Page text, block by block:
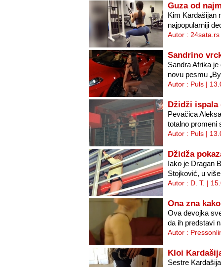
Guza od
Kim Kardašijan
najpopularniji
Autor :
Sandrino
Sandra Afrika
novu pesmu
Autor : Puls |
Džidži ispala
Pevačica
totalno promeni
Autor : Puls |
Džidža
Iako je Dragan
Stojković, u
Autor : D. T. |
Ona zna
Ova devojka
da ih predstavi
Autor :
Kloi
Sestre